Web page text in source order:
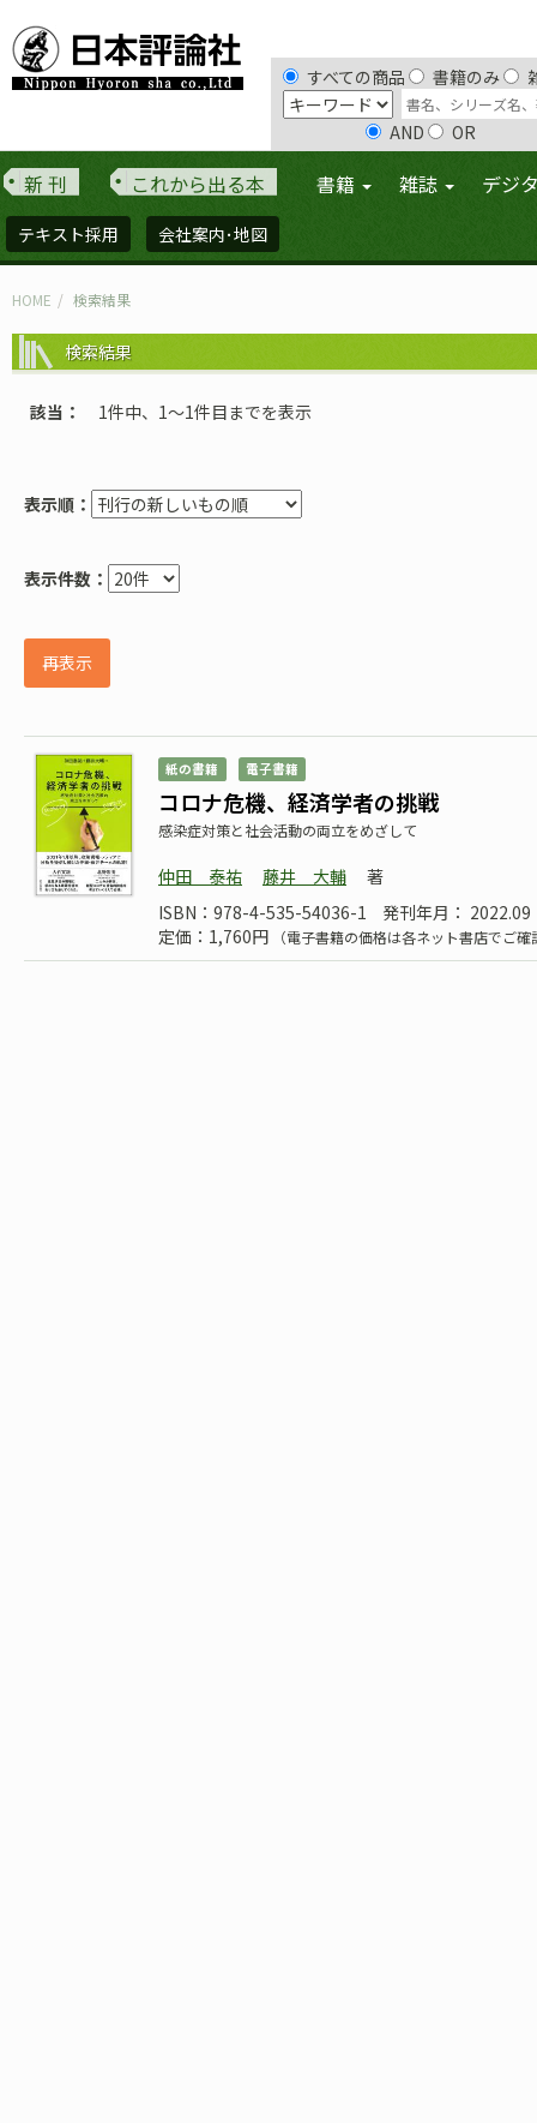
すべての商品 書籍のみ
AND OR
新 刊 これから出る本 書籍 雑誌 デジ
テキスト採用 会社案内･地図
HOME 検索結果
検索結果
該当 1件中、1〜1件目までを表示
表示順：
表示件数：
再表示
紙の書籍 電子書籍
コロナ危機、経済学者の挑戦
感染症対策と社会活動の両立をめざして
仲田 泰祐 藤井 大輔
著
ISBN：978-4-535-54036-1
発刊年月： 2022.09
定価：1,760円
（電子書籍の価格は各ネット書店でご